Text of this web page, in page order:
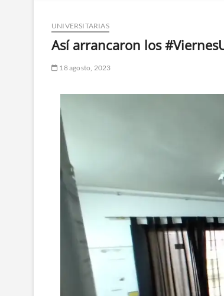
UNIVERSITARIAS
Así arrancaron los
18 agosto, 2023